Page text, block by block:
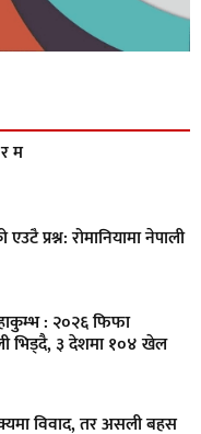
म
प्रश्न: रोमानियामा नेपाली
: २०२६ फिफा
भिड्दै, ३ देशमा १०४ खेल
विवाद, तर असली बहस